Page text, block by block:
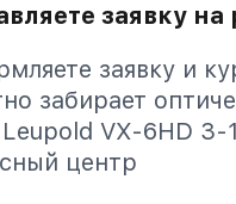
заявку
заявку и
забирает
VX-6HD 3-
центр